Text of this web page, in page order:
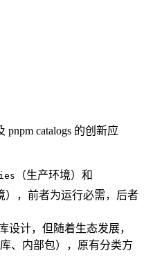
catalogs 的创新应
（生产环境）和
），前者为运行必需，后者
设计，但随着生态发展，
、内部包），原有分类方